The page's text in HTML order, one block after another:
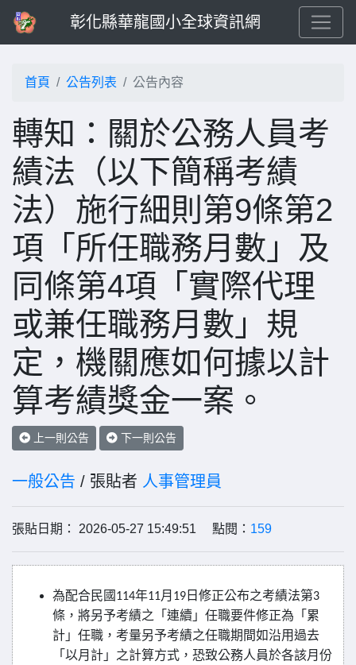
彰化縣華龍國小全球資訊網
首頁 公告列表 公告內容
轉知：關於公務人員考
績法（以下簡稱考績
法）施行細則第9條第2
項「所任職務月數」及
同條第4項「實際代理
或兼任職務月數」規
定，機關應如何據以計
算考績獎金一案。
上一則公告 下一則公告
一般公告 / 張貼者 人事管理員
張貼日期： 2026-05-27 15:49:51 點閱： 159
為配合民國 114年11月 19 日修正公布之考績法第3
條，將另予考績之「連續」任職要件修正為「累
計」任職，考量另予考績之任職期間如沿用過去
「以月計」之計算方式，恐致公務人員於各該月份